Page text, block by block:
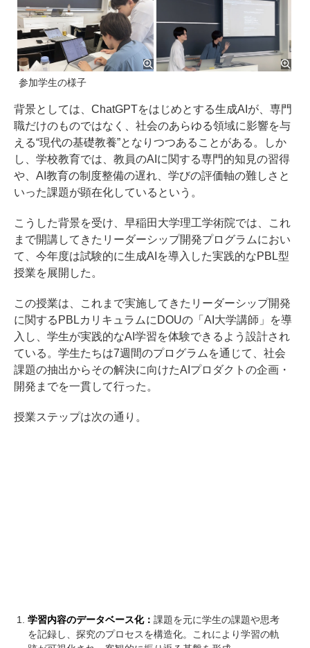
参加学生の様子
背景としては、ChatGPTをはじめとする生成AIが、専門
職だけのものではなく、社会のあらゆる領域に影響を与
える“現代の基礎教養”となりつつあることがある。しか
し、学校教育では、教員のAIに関する専門的知見の習得
や、AI教育の制度整備の遅れ、学びの評価軸の難しさと
いった課題が顕在化しているという。
こうした背景を受け、早稲田大学理工学術院では、これ
まで開講してきたリーダーシップ開発プログラムにおい
て、今年度は試験的に生成AIを導入した実践的なPBL型
授業を展開した。
この授業は、これまで実施してきたリーダーシップ開発
に関するPBLカリキュラムにDOUの「AI大学講師」を導
入し、学生が実践的なAI学習を体験できるよう設計され
ている。学生たちは7週間のプログラムを通じて、社会
課題の抽出からその解決に向けたAIプロダクトの企画・
開発までを一貫して行った。
授業ステップは次の通り。
学習内容のデータベース化： 課題を元に学生の課題や思考
を記録し、探究のプロセスを構造化。これにより学習の軌